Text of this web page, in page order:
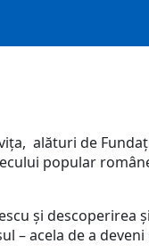
alături de
popular
și
– acela de a